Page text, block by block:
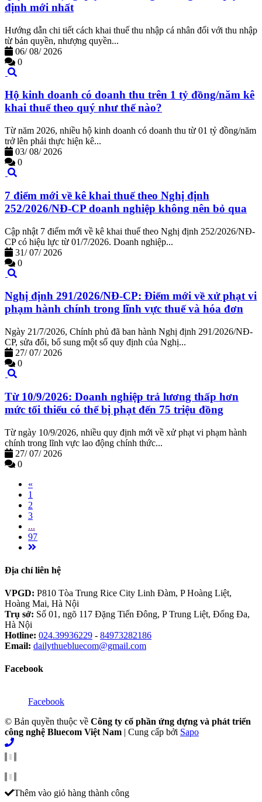
định mới nhất
Hướng dẫn chi tiết cách khai thuế thu nhập cá nhân đối với thu nhập
từ bản quyền, nhượng quyền...
06/ 08/ 2026
0
Hộ kinh doanh có doanh thu trên 1 tỷ đồng/năm kê
khai thuế theo quý như thế nào?
Từ năm 2026, nhiều hộ kinh doanh có doanh thu từ 01 tỷ đồng/năm
trở lên phải thực hiện kê...
03/ 08/ 2026
0
7 điểm mới về kê khai thuế theo Nghị định
252/2026/NĐ-CP doanh nghiệp không nên bỏ qua
Cập nhật 7 điểm mới về kê khai thuế theo Nghị định 252/2026/NĐ-
CP có hiệu lực từ 01/7/2026. Doanh nghiệp...
31/ 07/ 2026
0
Nghị định 291/2026/NĐ-CP: Điểm mới về xử phạt vi
phạm hành chính trong lĩnh vực thuế và hóa đơn
Ngày 21/7/2026, Chính phủ đã ban hành Nghị định 291/2026/NĐ-
CP, sửa đổi, bổ sung một số quy định của Nghị...
27/ 07/ 2026
0
Từ 10/9/2026: Doanh nghiệp trả lương thấp hơn
mức tối thiểu có thể bị phạt đến 75 triệu đồng
Từ ngày 10/9/2026, nhiều quy định mới về xử phạt vi phạm hành
chính trong lĩnh vực lao động chính thức...
27/ 07/ 2026
0
«
1
2
3
...
97
Địa chỉ liên hệ
VPGD: P810 Tòa Trung Rice City Linh Đàm, P Hoàng Liệt,
Hoàng Mai, Hà Nội
Trụ sở: Số 01, ngõ 117 Đặng Tiến Đông, P Trung Liệt, Đống Đa,
Hà Nội
Hotline: 024.39936229 - 84973282186
Email: dailythuebluecom@gmail.com
Facebook
Facebook
© Bản quyền thuộc về Công ty cổ phần ứng dựng và phát triển
công nghệ Bluecom Việt Nam | Cung cấp bởi Sapo
Thêm vào giỏ hàng thành công